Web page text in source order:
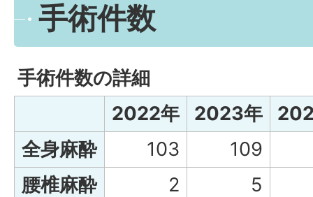
手術件数
手術件数の詳細
2022年
2023年
全身麻酔
103
109
腰椎麻酔
2
5